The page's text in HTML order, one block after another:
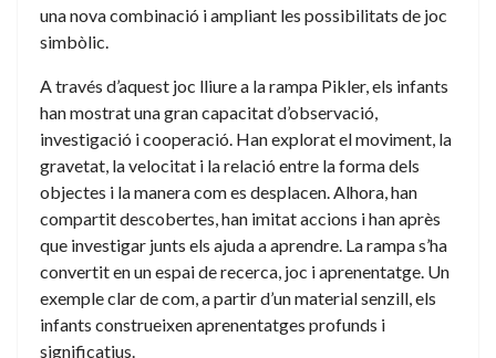
una nova combinació i ampliant les possibilitats de joc
simbòlic.
A través d’aquest joc lliure a la rampa Pikler, els infants
han mostrat una gran capacitat d’observació,
investigació i cooperació. Han explorat el moviment, la
gravetat, la velocitat i la relació entre la forma dels
objectes i la manera com es desplacen. Alhora, han
compartit descobertes, han imitat accions i han après
que investigar junts els ajuda a aprendre. La rampa s’ha
convertit en un espai de recerca, joc i aprenentatge. Un
exemple clar de com, a partir d’un material senzill, els
infants construeixen aprenentatges profunds i
significatius.